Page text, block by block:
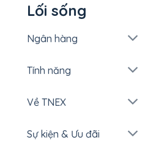
Lối sống
Ngân hàng
Tính năng
Về TNEX
Sự kiện & Ưu đãi